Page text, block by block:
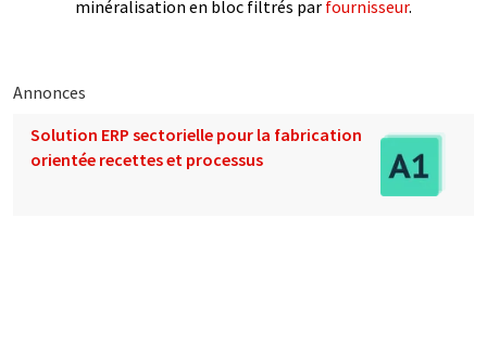
minéralisation en bloc filtrés par fournisseur.
Annonces
Solution ERP sectorielle pour la fabrication
orientée recettes et processus